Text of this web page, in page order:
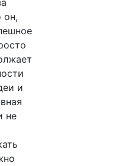
он,
и
не